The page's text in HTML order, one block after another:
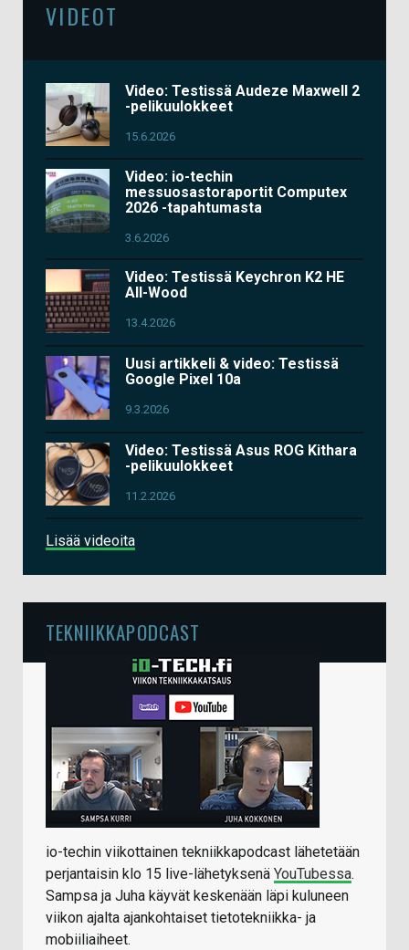
VIDEOT
Video: Testissä Audeze Maxwell 2
-pelikuulokkeet
15.6.2026
Video: io-techin
messuosastoraportit Computex
2026 -tapahtumasta
3.6.2026
Video: Testissä Keychron K2 HE
All-Wood
13.4.2026
Uusi artikkeli & video: Testissä
Google Pixel 10a
9.3.2026
Video: Testissä Asus ROG Kithara
-pelikuulokkeet
11.2.2026
Lisää videoita
TEKNIIKKAPODCAST
io-techin viikottainen tekniikkapodcast lähetetään
perjantaisin klo 15 live-lähetyksenä YouTubessa.
Sampsa ja Juha käyvät keskenään läpi kuluneen
viikon ajalta ajankohtaiset tietotekniikka- ja
mobiiliaiheet.